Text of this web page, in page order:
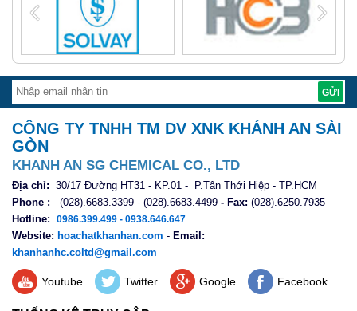
CÔNG TY TNHH TM DV XNK KHÁNH AN SÀI
GÒN
KHANH AN SG CHEMICAL CO., LTD
Địa chỉ: 30/17 Đường HT31 - KP.01 - P.Tân Thới Hiệp - TP.HCM
Phone : (028).6683.3399 - (028).6683.4499 - Fax: (028).6250.7935
Hotline:
0986.399.499 - 0938.646.647
Website: hoachatkhanhan.com - Email:
khanhanhc.coltd@gmail.com
Youtube Twitter Google Facebook